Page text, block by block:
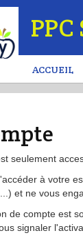
ACCUEIL
seulement
à votre
et ne vous
de compte est
signaler